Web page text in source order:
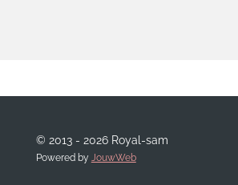
© 2013 - 2026 Royal-sam
Powered by JouwWeb